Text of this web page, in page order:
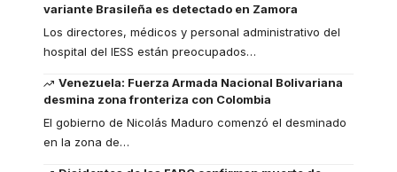
variante Brasileña es detectado en Zamora
Los directores, médicos y personal administrativo del
hospital del IESS están preocupados…
Venezuela: Fuerza Armada Nacional Bolivariana
desmina zona fronteriza con Colombia
El gobierno de Nicolás Maduro comenzó el desminado
en la zona de…